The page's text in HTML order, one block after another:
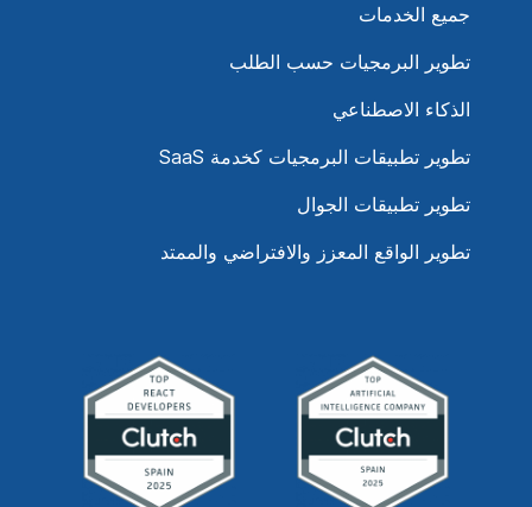
جميع الخدمات
تطوير البرمجيات حسب الطلب
الذكاء الاصطناعي
تطوير تطبيقات البرمجيات كخدمة SaaS
تطوير تطبيقات الجوال
تطوير الواقع المعزز والافتراضي والممتد